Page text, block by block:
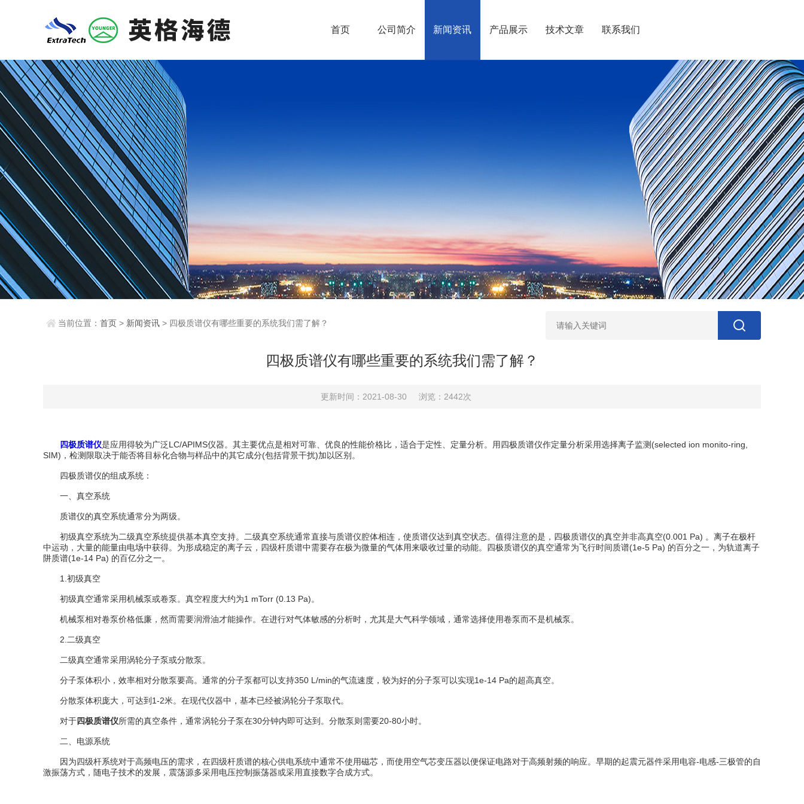
首页 公司简介 新闻资讯 产品展示 技术文章 联系我们
当前位置： 首页 > 新闻资讯 > 四极质谱仪有哪些重要的系统我们需了解？
四极质谱仪有哪些重要的系统我们需了解？
更新时间：2021-08-30 浏览：2442次
四极质谱仪是应用得较为广泛LC/APIMS仪器。其主要优点是相对可靠、优良的性能价格比，适合于定性、定量分析。用四极质谱仪作定量分析采用选择离子监测(selected ion monito-ring,
SIM)，检测限取决于能否将目标化合物与样品中的其它成分(包括背景干扰)加以区别。
四极质谱仪的组成系统：
一、真空系统
质谱仪的真空系统通常分为两级。
初级真空系统为二级真空系统提供基本真空支持。二级真空系统通常直接与质谱仪腔体相连，使质谱仪达到真空状态。值得注意的是，四极质谱仪的真空并非高真空(0.001 Pa) 。离子在极杆
中运动，大量的能量由电场中获得。为形成稳定的离子云，四级杆质谱中需要存在极为微量的气体用来吸收过量的动能。四极质谱仪的真空通常为飞行时间质谱(1e-5 Pa) 的百分之一，为轨道离子
阱质谱(1e-14 Pa) 的百亿分之一。
1.初级真空
初级真空通常采用机械泵或卷泵。真空程度大约为1 mTorr (0.13 Pa)。
机械泵相对卷泵价格低廉，然而需要润滑油才能操作。在进行对气体敏感的分析时，尤其是大气科学领域，通常选择使用卷泵而不是机械泵。
2.二级真空
二级真空通常采用涡轮分子泵或分散泵。
分子泵体积小，效率相对分散泵要高。通常的分子泵都可以支持350 L/min的气流速度，较为好的分子泵可以实现1e-14 Pa的超高真空。
分散泵体积庞大，可达到1-2米。在现代仪器中，基本已经被涡轮分子泵取代。
对于四极质谱仪所需的真空条件，通常涡轮分子泵在30分钟内即可达到。分散泵则需要20-80小时。
二、电源系统
因为四级杆系统对于高频电压的需求，在四级杆质谱的核心供电系统中通常不使用磁芯，而使用空气芯变压器以便保证电路对于高频射频的响应。早期的起震元器件采用电容-电感-三极管的自
激振荡方式，随电子技术的发展，震荡源多采用电压控制振荡器或采用直接数字合成方式。